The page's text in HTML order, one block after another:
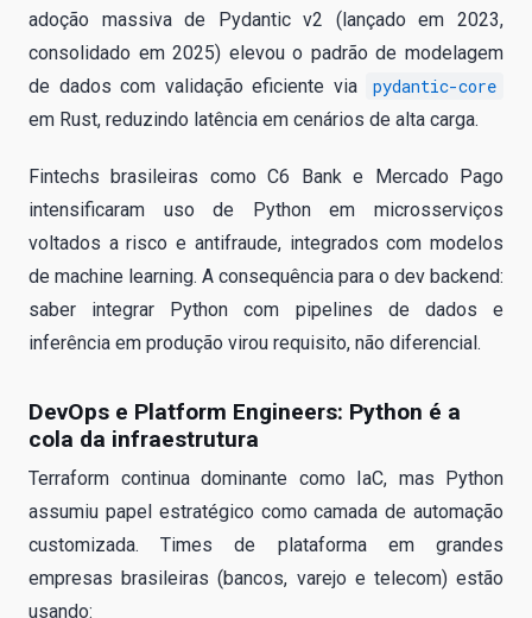
adoção massiva de Pydantic v2 (lançado em 2023,
consolidado em 2025) elevou o padrão de modelagem
de dados com validação eficiente via
pydantic-core
em Rust, reduzindo latência em cenários de alta carga.
Fintechs brasileiras como C6 Bank e Mercado Pago
intensificaram uso de Python em microsserviços
voltados a risco e antifraude, integrados com modelos
de machine learning. A consequência para o dev backend:
saber integrar Python com pipelines de dados e
inferência em produção virou requisito, não diferencial.
DevOps e Platform Engineers: Python é a
cola da infraestrutura
Terraform continua dominante como IaC, mas Python
assumiu papel estratégico como camada de automação
customizada. Times de plataforma em grandes
empresas brasileiras (bancos, varejo e telecom) estão
usando: